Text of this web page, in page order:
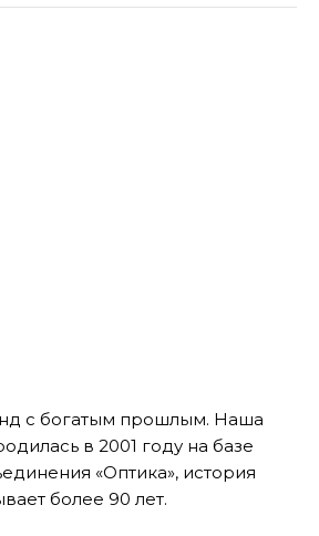
с богатым прошлым. Наша
в 2001 году на базе
«Оптика», история
более 90 лет.